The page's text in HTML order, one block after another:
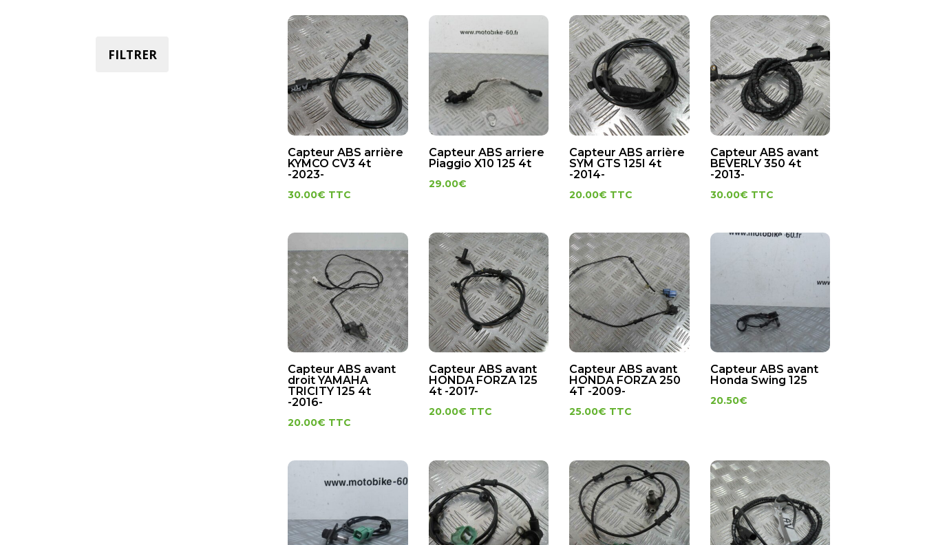
FILTRER
Capteur ABS arrière
KYMCO CV3 4t
-2023-
30.00€ TTC
Capteur ABS arriere
Piaggio X10 125 4t
29.00€
Capteur ABS arrière
SYM GTS 125I 4t
-2014-
20.00€ TTC
Capteur ABS avant
BEVERLY 350 4t
-2013-
30.00€ TTC
Capteur ABS avant
droit YAMAHA
TRICITY 125 4t
-2016-
20.00€ TTC
Capteur ABS avant
HONDA FORZA 125
4t -2017-
20.00€ TTC
Capteur ABS avant
HONDA FORZA 250
4T -2009-
25.00€ TTC
Capteur ABS avant
Honda Swing 125
20.50€